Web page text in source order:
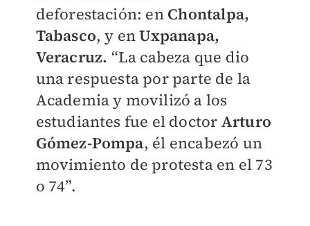
deforestación: en Chontalpa,
Tabasco, y enUxpanapa,
Veracruz. “La cabeza que dio
una respuesta por parte de la
Academia y movilizó a los
estudiantes fue el doctor Arturo
Gómez-Pompa, él encabezó un
movimiento de protesta en el 73
o 74”.